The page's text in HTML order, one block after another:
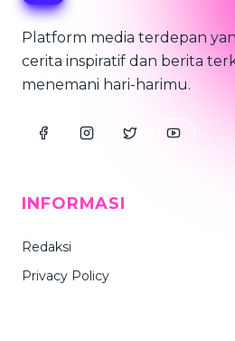
Platform media terdepan
cerita inspiratif dan berita
menemani hari-harimu.
INFORMASI
Redaksi
Privacy Policy